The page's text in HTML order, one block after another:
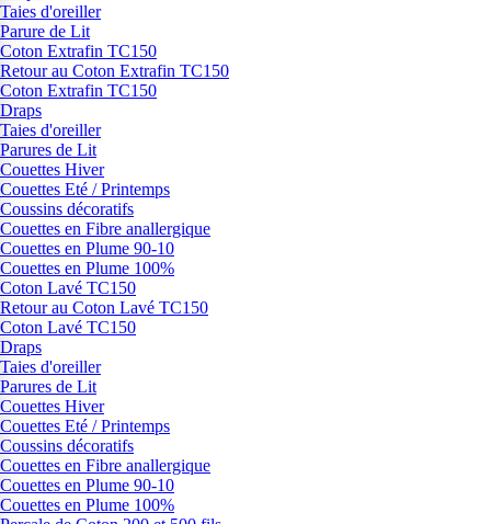
Taies d'oreiller
Parure de Lit
Coton Extrafin TC150
Retour au Coton Extrafin TC150
Coton Extrafin TC150
Draps
Taies d'oreiller
Parures de Lit
Couettes Hiver
Couettes Eté / Printemps
Coussins décoratifs
Couettes en Fibre anallergique
Couettes en Plume 90-10
Couettes en Plume 100%
Coton Lavé TC150
Retour au Coton Lavé TC150
Coton Lavé TC150
Draps
Taies d'oreiller
Parures de Lit
Couettes Hiver
Couettes Eté / Printemps
Coussins décoratifs
Couettes en Fibre anallergique
Couettes en Plume 90-10
Couettes en Plume 100%